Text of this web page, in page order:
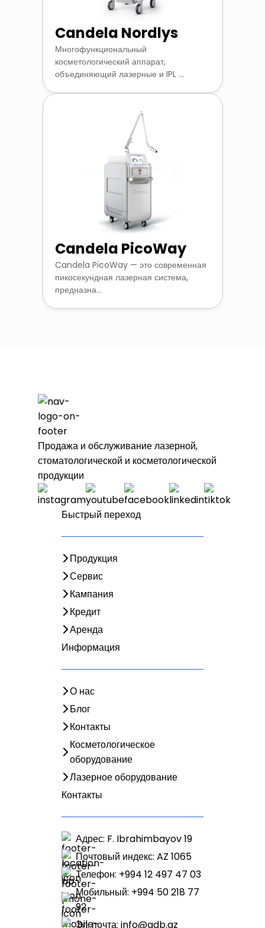
Candela Nordlys
Многофункциональный
косметологический аппарат,
объединяющий лазерные и IPL ...
Candela PicoWay
Candela PicoWay — это современная
пикосекундная лазерная система,
предназна...
Продажа и обслуживание лазерной,
стоматологической и косметологической
продукции
Быстрый переход
Продукция
Сервис
Кампания
Кредит
Аренда
Информация
О нас
Блог
Контакты
Косметологическое
оборудование
Лазерное оборудование
Контакты
Адрес: F. Ibrahimbayov 19
Почтовый индекс: AZ 1065
Телефон: +994 12 497 47 03
Мобильный: +994 50 218 77
92
Эл. почта: info@adb.az